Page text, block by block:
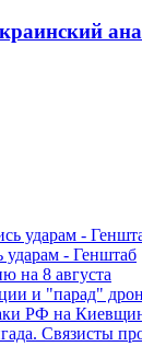
ударам - Генштаб
на 8 августа
и "парад"
РФ на
Связисты